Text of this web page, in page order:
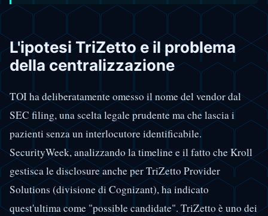
L'ipotesi TriZetto e il problema
della centralizzazione
TOI ha deliberatamente omesso il nome del vendor dal
SEC filing, una scelta legale prudente ma che lascia i
pazienti senza un interlocutore identificabile.
SecurityWeek, analizzando la timeline e il fatto che Kroll
gestisca le disclosure anche per TriZetto Provider
Solutions (divisione di Cognizant), ha indicato
quest'ultima come "possible candidate". TriZetto è uno dei